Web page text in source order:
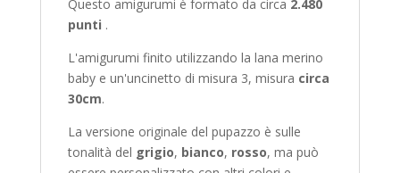
Questo amigurumi è formato da circa 2.480
punti .
L'amigurumi finito utilizzando la lana merino
baby e un'uncinetto di misura 3, misura circa
30cm.
La versione originale del pupazzo è sulle
tonalità del grigio, bianco, rosso, ma può